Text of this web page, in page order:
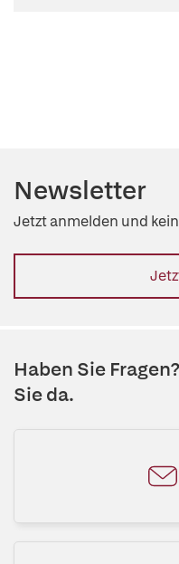
Newsletter
Jetzt anmelden und
Haben Sie
Sie da.